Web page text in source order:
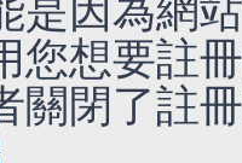
是因為網
您想要註
關閉了註